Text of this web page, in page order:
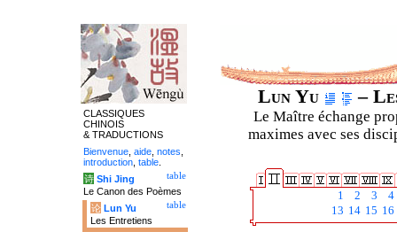
Lun Yu –
Le Maître échange
maximes avec ses
1 2 3
4
13 14 15 16
CLASSIQUES
CHINOIS
& TRADUCTIONS
Bienvenue aide notes
introduction table
table
诗 Shi Jing
Le Canon des Poèmes
table
论 Lun Yu
Les Entretiens